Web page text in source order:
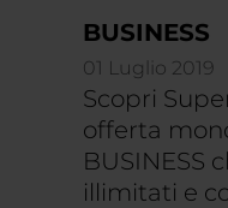
BUSINESS
01 Luglio 2019
Scopri
offerta
BUSINESS
illimitati e